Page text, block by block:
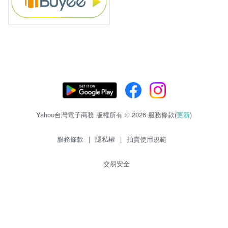
Yahoo台灣電子商務 版權所有 © 2026 服務條款(更新)
服務條款 | 隱私權 | 拍賣使用規範
交易安全